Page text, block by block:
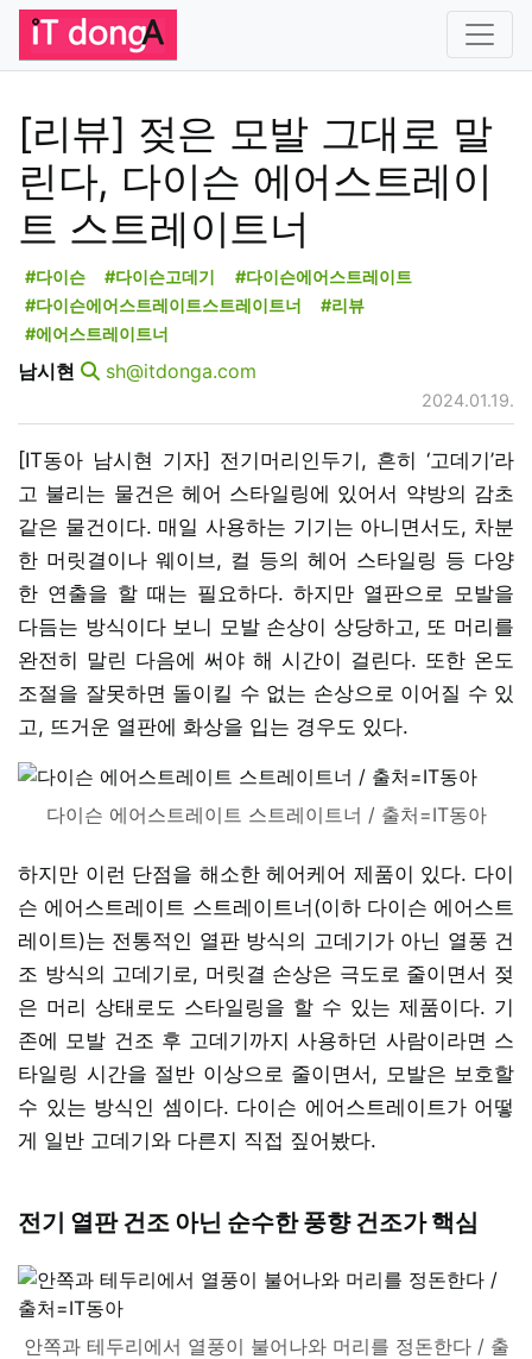
[리뷰] 젖은 모발 그대로 말
린다, 다이슨 에어스트레이
트 스트레이트너
#다이슨 #다이슨고데기
#다이슨에어스트레이트
#다이슨에어스트레이트스트레이트너
#리뷰
#에어스트레이트너
남시현 sh@itdonga.com
2024.01.19.
[IT동아 남시현 기자] 전기머리인두기, 흔히 ‘고데기’라
고 불리는 물건은 헤어 스타일링에 있어서 약방의 감초
같은 물건이다. 매일 사용하는 기기는 아니면서도, 차분
한 머릿결이나 웨이브, 컬 등의 헤어 스타일링 등 다양
한 연출을 할 때는 필요하다. 하지만 열판으로 모발을
다듬는 방식이다 보니 모발 손상이 상당하고, 또 머리를
완전히 말린 다음에 써야 해 시간이 걸린다. 또한 온도
조절을 잘못하면 돌이킬 수 없는 손상으로 이어질 수 있
고, 뜨거운 열판에 화상을 입는 경우도 있다.
다이슨 에어스트레이트 스트레이트너 / 출처=IT동아
하지만 이런 단점을 해소한 헤어케어 제품이 있다. 다이
슨 에어스트레이트 스트레이트너(이하 다이슨 에어스트
레이트)는 전통적인 열판 방식의 고데기가 아닌 열풍 건
조 방식의 고데기로, 머릿결 손상은 극도로 줄이면서 젖
은 머리 상태로도 스타일링을 할 수 있는 제품이다. 기
존에 모발 건조 후 고데기까지 사용하던 사람이라면 스
타일링 시간을 절반 이상으로 줄이면서, 모발은 보호할
수 있는 방식인 셈이다. 다이슨 에어스트레이트가 어떻
게 일반 고데기와 다른지 직접 짚어봤다.
전기 열판 건조 아닌 순수한 풍향 건조가 핵심
안쪽과 테두리에서 열풍이 불어나와 머리를 정돈한다 / 출